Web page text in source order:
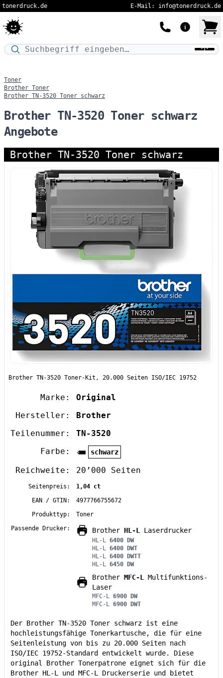
tonerdruck.de E-Mail: info@tonerdruck.de
Druckermodell oder Produktnamen eingeben…
Toner
Brother Toner
Brother TN-3520 Toner schwarz
Brother TN-3520 Toner schwarz
Angebote
Brother TN-3520 Toner schwarz
Brother TN-3520 Toner-Kit, 20.000 Seiten ISO/IEC 19752
Marke:
Original
Hersteller:
Brother
Teilenummer:
TN-3520
Farbe:
schwarz
Reichweite: 20’000 Seiten
Seitenpreis:
1,04 ct
EAN / GTIN:
4977766755672
Produkttyp:
Toner
Passende Drucker:
Brother HL-L Laserdrucker
HL-L 6400 DW
HL-L 6400 DWT
HL-L 6400 DWTT
HL-L 6450 DW
Brother MFC-L Multifunktions-
Laser
MFC-L 6900 DW
MFC-L 6900 DWT
Der Brother TN-3520 Toner schwarz ist eine
hochleistungsfähige Tonerkartusche, die für eine
Seitenleistung von bis zu 20.000 Seiten nach
ISO/IEC 19752-Standard entwickelt wurde. Diese
original Brother Tonerpatrone eignet sich für die
Brother HL-L und MFC-L Druckerserie und bietet